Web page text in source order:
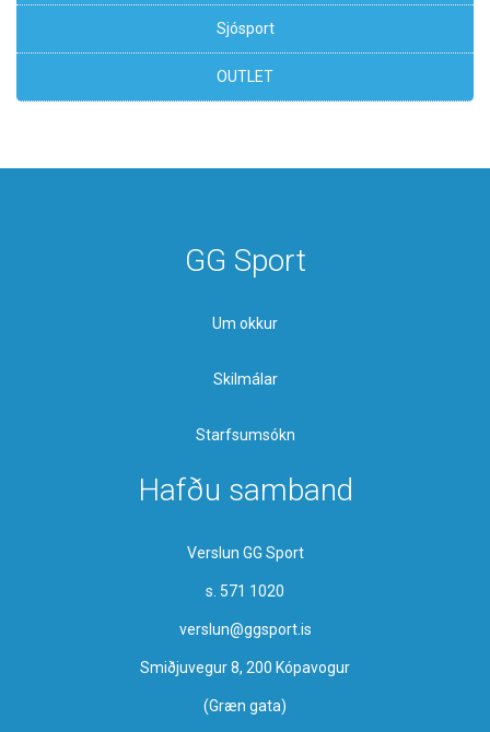
Sjósport
OUTLET
GG Sport
Um okkur
Skilmálar
Starfsumsókn
Hafðu samband
Verslun GG Sport
s. 571 1020
verslun@ggsport.is
Smiðjuvegur 8, 200 Kópavogur
(Græn gata)